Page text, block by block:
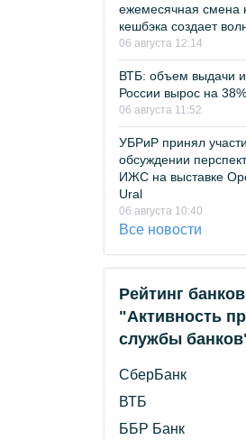
ежемесячная смена
кешбэка создает
06 августа 12:14
ВТБ: объем выдачи
России вырос на 38%
06 августа 11:52
УБРиР принял
обсуждении
ИЖС на выставке
Ural
06 августа 10:40
Все новости
Рейтинг банков
"Активность
службы
СберБанк
ВТБ
ББР Банк